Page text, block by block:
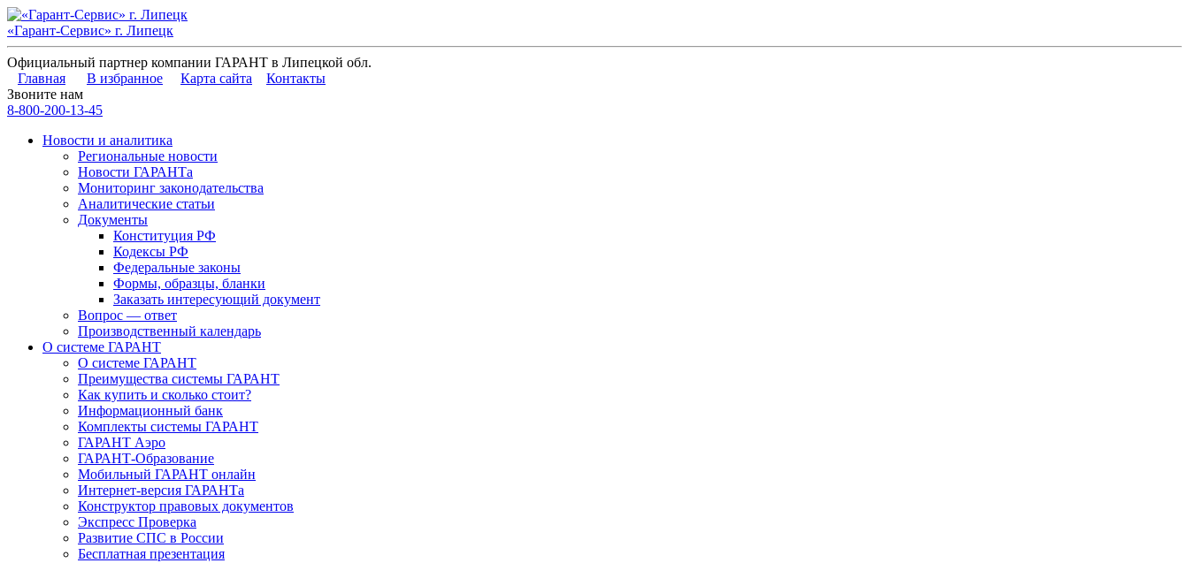
«Гарант-Сервис» г. Липецк
Официальный партнер компании ГАРАНТ в Липецкой обл.
Главная
В избранное Карта сайта
Контакты
Звоните нам
8-800-200-13-45
Новости и аналитика
Региональные новости
Новости ГАРАНТа
Мониторинг законодательства
Аналитические статьи
Документы
Конституция РФ
Кодексы РФ
Федеральные законы
Формы, образцы, бланки
Заказать интересующий документ
Вопрос — ответ
Производственный календарь
О системе ГАРАНТ
О системе ГАРАНТ
Преимущества системы ГАРАНТ
Как купить и сколько стоит?
Информационный банк
Комплекты системы ГАРАНТ
ГАРАНТ Аэро
ГАРАНТ-Образование
Мобильный ГАРАНТ онлайн
Интернет-версия ГАРАНТа
Конструктор правовых документов
Экспресс Проверка
Развитие СПС в России
Бесплатная презентация